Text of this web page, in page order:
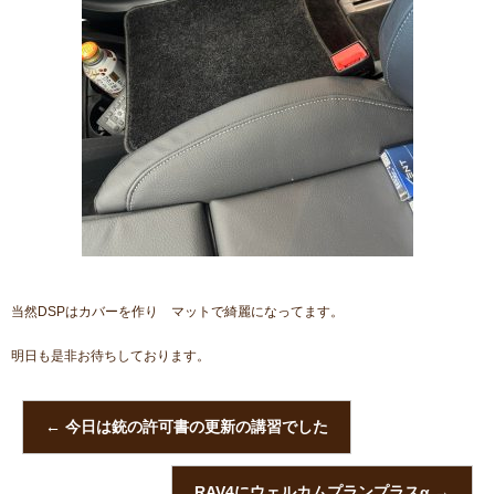
当然DSPはカバーを作り マットで綺麗になってます。
明日も是非お待ちしております。
← 今日は銃の許可書の更新の講習でした